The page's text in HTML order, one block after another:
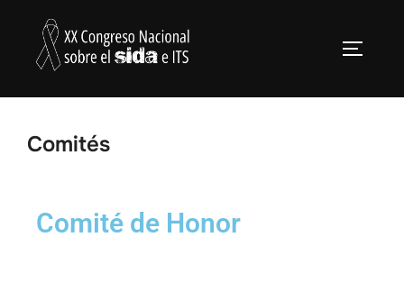
Comités
Comité de Honor